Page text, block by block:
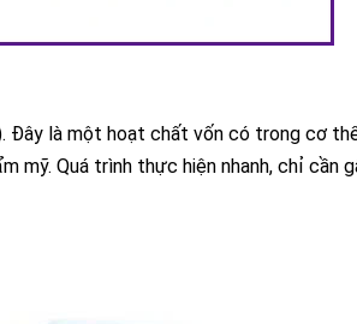
Đây là một hoạt chất vốn có trong cơ
mỹ. Quá trình thực hiện nhanh, chỉ cần